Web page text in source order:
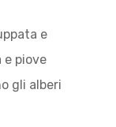
e
piove
gli alberi